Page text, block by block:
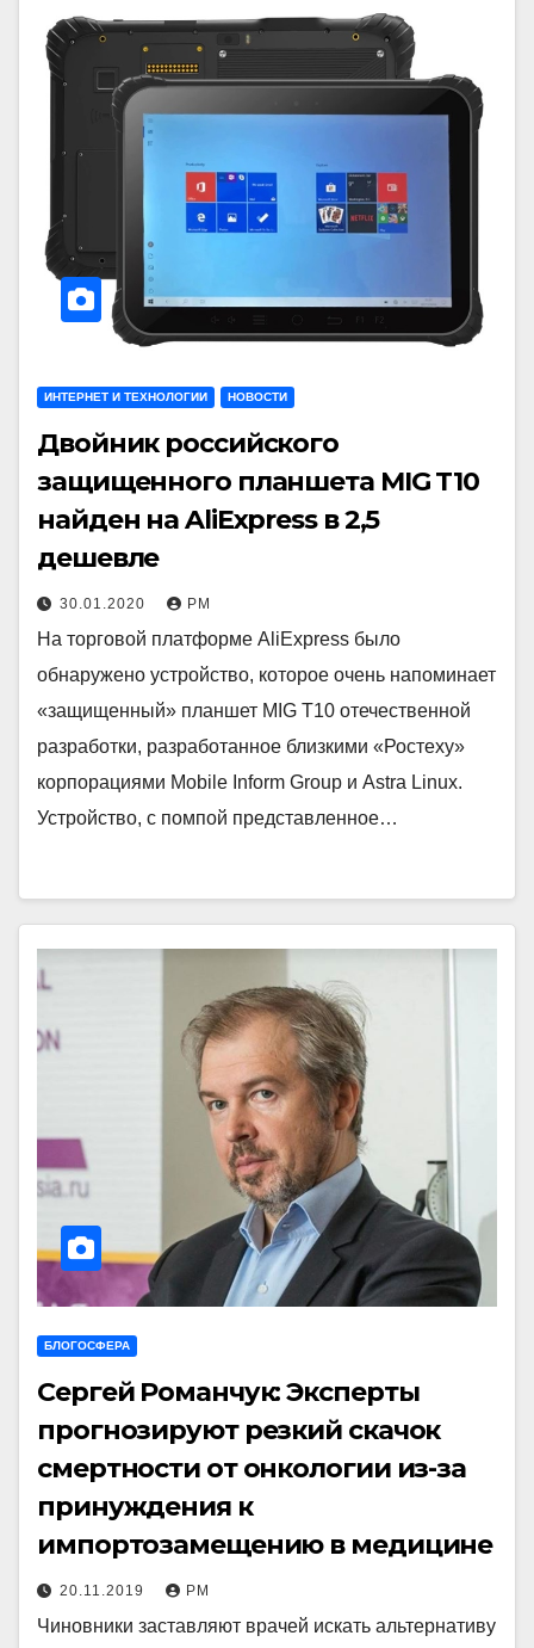
ИНТЕРНЕТ И ТЕХНОЛОГИИ НОВОСТИ
Двойник российского
защищенного планшета MIG T10
найден на AliExpress в 2,5
дешевле
30.01.2020 РМ
На торговой платформе AliExpress было
обнаружено устройство, которое очень напоминает
«защищенный» планшет MIG T10 отечественной
разработки, разработанное близкими «Ростеху»
корпорациями Mobile Inform Group и Astra Linux.
Устройство, с помпой представленное…
БЛОГОСФЕРА
Сергей Романчук: Эксперты
прогнозируют резкий скачок
смертности от онкологии из-за
принуждения к
импортозамещению в медицине
20.11.2019 РМ
Чиновники заставляют врачей искать альтернативу